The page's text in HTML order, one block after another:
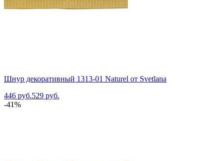
Шнур декоративный 1313-01 Naturel от Svetlana
446 руб.529 руб.
-41%